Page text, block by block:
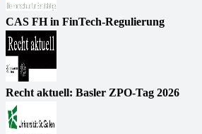
CAS FH in FinTech-Regulierung
Recht aktuell: Basler ZPO-Tag 2026